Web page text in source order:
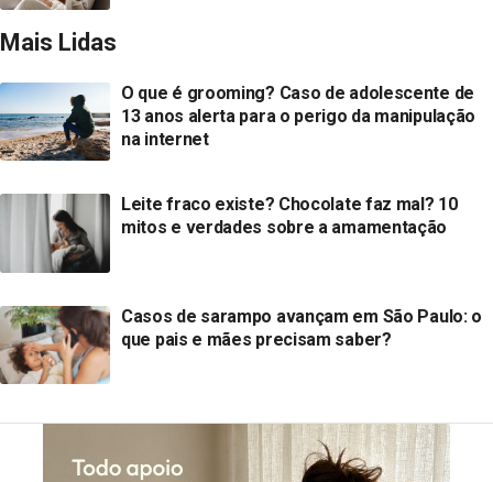
Mais Lidas
O que é grooming? Caso de adolescente de
13 anos alerta para o perigo da manipulação
na internet
Leite fraco existe? Chocolate faz mal? 10
mitos e verdades sobre a amamentação
Casos de sarampo avançam em São Paulo: o
que pais e mães precisam saber?